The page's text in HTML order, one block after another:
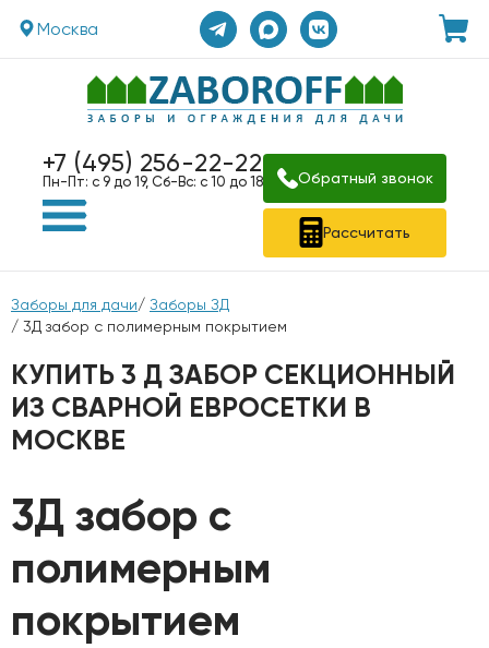
Москва
+7 (495) 256-22-22
Пн-Пт: с 9 до 19, Сб-Вс: с 10 до 18 Обратный звонок
Рассчитать
Заборы для дачи/ Заборы ЗД
/ 3Д забор с полимерным покрытием
КУПИТЬ 3 Д ЗАБОР СЕКЦИОННЫЙ
ИЗ СВАРНОЙ ЕВРОСЕТКИ В
МОСКВЕ
3Д забор с
полимерным
покрытием